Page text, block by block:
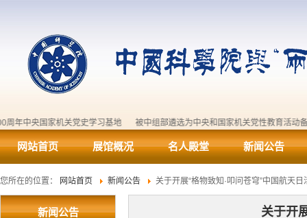
100周年中央国家机关党史学习基地 被中组部遴选为中央和国家机关党性教育
网站首页 展馆概况 名人殿堂 新闻公告
您所在的位置： 网站首页 新闻公告 关于开展“格物致知·叩问苍穹”中国航天日
新闻公告 关于开